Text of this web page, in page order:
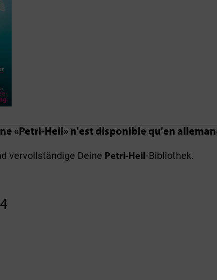
«Petri-Heil» n'est disponible qu'en
vervollständige Deine Petri-Heil-Bibliothek.